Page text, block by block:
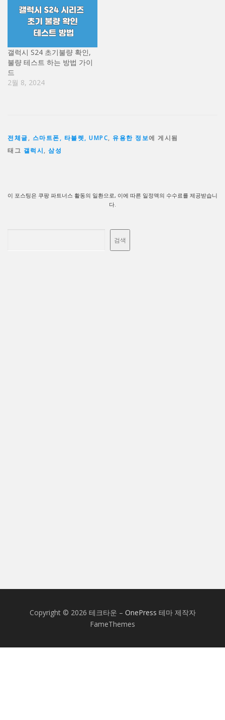
갤럭시 S24 초기불량 확인,
불량 테스트 하는 방법 가이
드
2월 8, 2024
전체글, 스마트폰, 타블렛, UMPC, 유용한 정보에 게시됨
태그 갤럭시, 삼성
이 포스팅은 쿠팡 파트너스 활동의 일환으로, 이에 따른 일정액의 수수료를 제공받습니
다.
검색
Copyright © 2026 테크타운 – OnePress 테마 제작자
FameThemes